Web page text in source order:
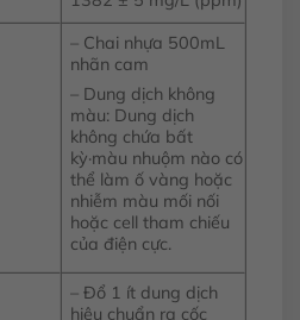
– Chai nhựa 500mL
nhãn cam
– Dung dịch không
màu: Dung dịch
không chứa bất
kỳ·màu nhuộm nào có
thể làm ố vàng hoặc
nhiễm màu mối nối
hoặc cell tham chiếu
của điện cực.
– Đổ 1 ít dung dịch
hiệu chuẩn ra cốc